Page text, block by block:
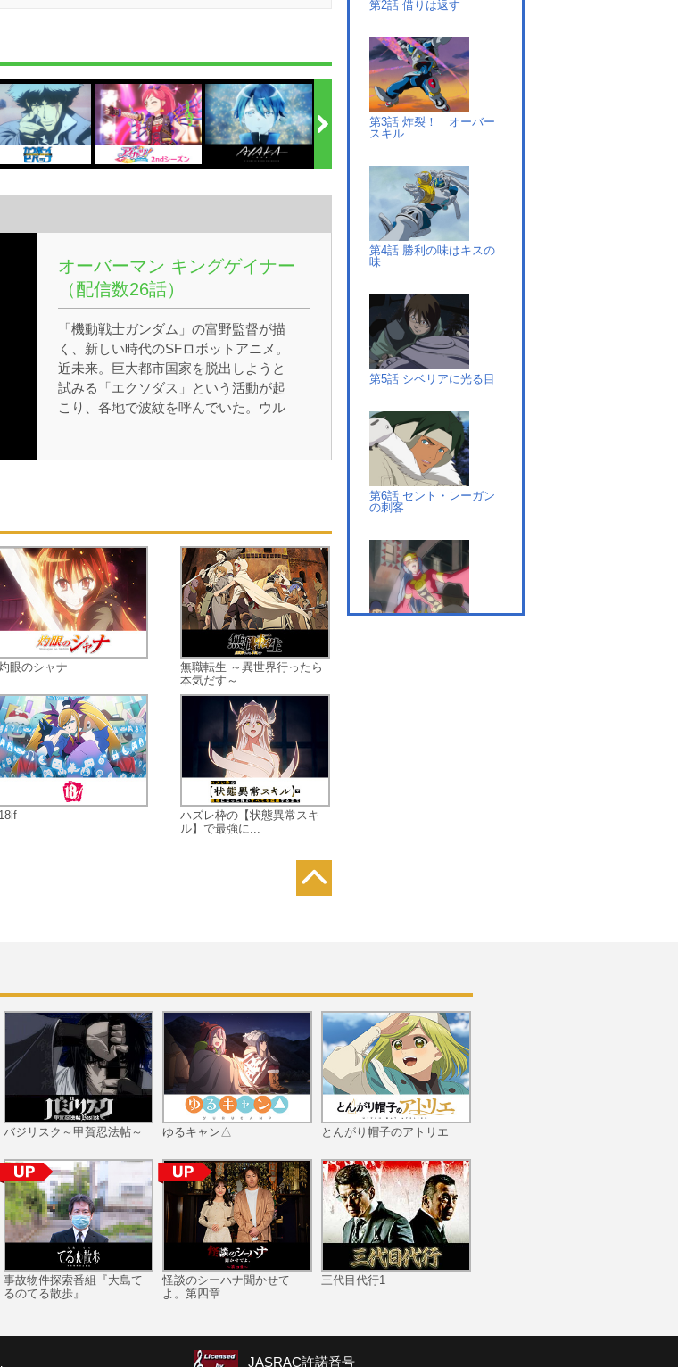
オーバーマン キングゲイナー
（配信数26話）
「機動戦士ガンダム」の富野監督が描
く、新しい時代のSFロボットアニメ。
近未来。巨大都市国家を脱出しようと
試みる「エクソダス」という活動が起
こり、各地で波紋を呼んでいた。ウル
眼のシャナ
18if
無職転生 ～異世界行ったら
本気だす～...
ハズレ枠の【状態異常スキ
ル】で最強に...
第2話 借りは返す
第3話 炸裂！ オーバー
スキル
第4話 勝利の味はキスの
味
第5話 シベリアに光る目
第6話 セント・レーガン
の刺客
第10話 アスハムの執念
第11話 涙は盗めない
第12話 巨大列石の攻防
バジリスク～甲賀忍法帖～
事故物件探索番組『大島て
るのてる散歩』
ゆるキャン△
怪談のシーハナ聞かせて
よ。第四章
とんがり帽子のアトリエ
三代目代行1
JASRAC許諾番号